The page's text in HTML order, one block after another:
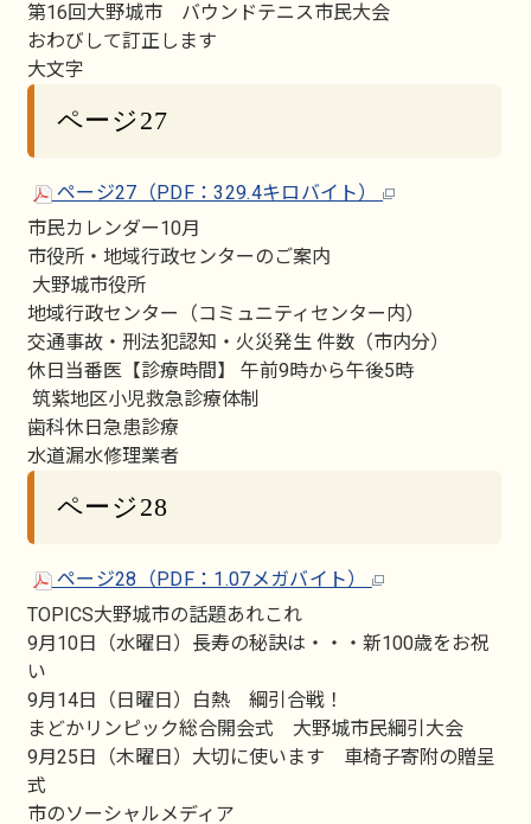
第16回大野城市 バウンドテニス市民大会
おわびして訂正します
大文字
ページ27
ページ27（PDF：329.4キロバイト）
市民カレンダー10月
市役所・地域行政センターのご案内
大野城市役所
地域行政センター（コミュニティセンター内）
交通事故・刑法犯認知・火災発生 件数（市内分）
休日当番医【診療時間】 午前9時から午後5時
筑紫地区小児救急診療体制
歯科休日急患診療
水道漏水修理業者
ページ28
ページ28（PDF：1.07メガバイト）
TOPICS大野城市の話題あれこれ
9月10日（水曜日）長寿の秘訣は・・・新100歳をお祝
い
9月14日（日曜日）白熱 綱引合戦！
まどかリンピック総合開会式 大野城市民綱引大会
9月25日（木曜日）大切に使います 車椅子寄附の贈呈
式
市のソーシャルメディア